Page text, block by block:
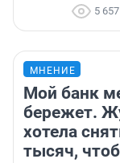
5 657
МНЕНИЕ
Мой банк
бережет.
хотела
тысяч,